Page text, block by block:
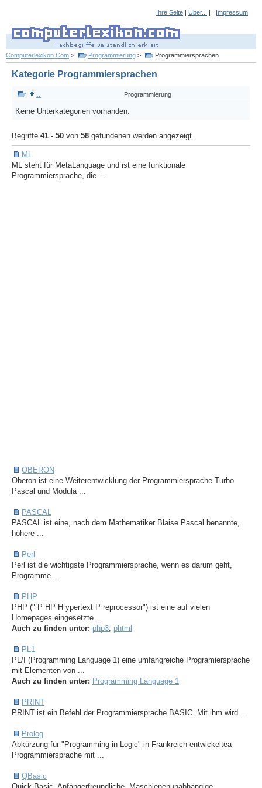
Ihre Seite | Über... | | Impressum
Computerlexikon.Com > Programmierung > Programmiersprachen
Kategorie Programmiersprachen
.. Programmierung
Keine Unterkategorien vorhanden.
Begriffe 41 - 50 von 58 gefundenen werden angezeigt.
ML
ML steht für MetaLanguage und ist eine funktionale
Programmiersprache, die ...
OBERON
Oberon ist eine Weiterentwicklung der Programmiersprache Turbo
Pascal und Modula ...
PASCAL
PASCAL ist eine, nach dem Mathematiker Blaise Pascal benannte,
höhere ...
Perl
Perl ist die wichtigste Programmiersprache, wenn es darum geht,
Programme ...
PHP
PHP (" P HP H ypertext P reprocessor") ist eine auf vielen
Homepages eingesetzte ...
Auch zu finden unter: php3, phtml
PL1
PL/I (Programming Language 1) eine umfangreiche Programiersprache
mit Elementen von ...
Auch zu finden unter: Programming Language 1
PRINT
PRINT ist ein Befehl der Programmiersprache BASIC. Mit ihm wird ...
Prolog
Abkürzung für "Programming in Logic" in Frankreich entwickeltea
Programmiersprache mit ...
QBasic